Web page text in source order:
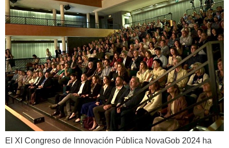
El XI Congreso de Innovación Pública NovaGob 2024 ha